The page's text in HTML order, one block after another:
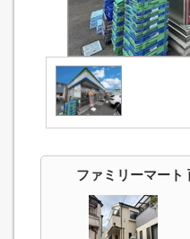
ファミリーマート